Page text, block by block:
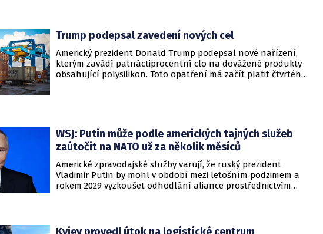
Trump podepsal zavedení nových cel
Americký prezident Donald Trump podepsal nové nařízení,
kterým zavádí patnáctiprocentní clo na dovážené produkty
obsahující polysilikon. Toto opatření má začít platit čtvrtého
WSJ: Putin může podle amerických tajných služeb
zaútočit na NATO už za několik měsíců
Americké zpravodajské služby varují, že ruský prezident
Vladimir Putin by mohl v období mezi letošním podzimem a
rokem 2029 vyzkoušet odhodlání aliance prostřednictvím
přicházejí v době, kdy Moskva čelí rostoucímu tlaku kvůli